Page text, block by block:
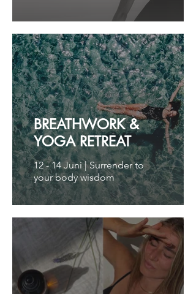
BREATHWORK &
YOGA RETREAT
12 - 14 Juni | Surrender to
your body wisdom